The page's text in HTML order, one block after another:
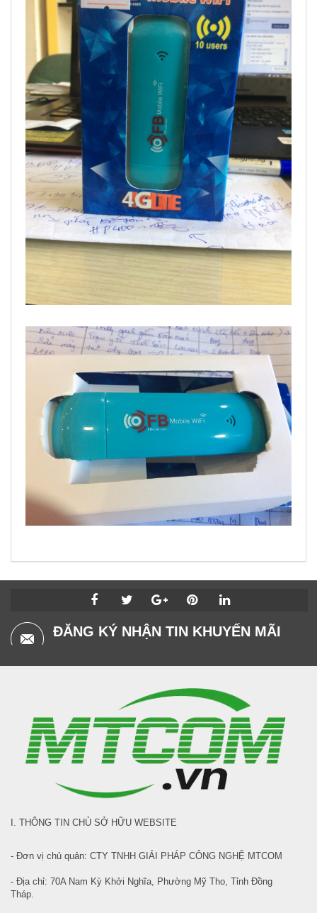
ĐĂNG KÝ NHẬN TIN KHUYẾN MÃI
I. THÔNG TIN CHỦ SỞ HỮU WEBSITE
- Đơn vị chủ quản: CTY TNHH GIẢI PHÁP CÔNG NGHỆ MTCOM
- Địa chỉ: 70A Nam Kỳ Khởi Nghĩa, Phường Mỹ Tho, Tỉnh Đồng
Tháp.